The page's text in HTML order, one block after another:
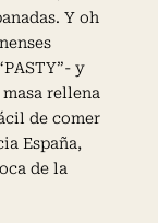
Y oh
y
rellena
de comer
España,
de la